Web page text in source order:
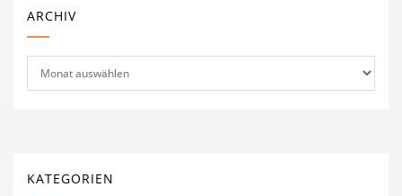
ARCHIV
KATEGORIEN